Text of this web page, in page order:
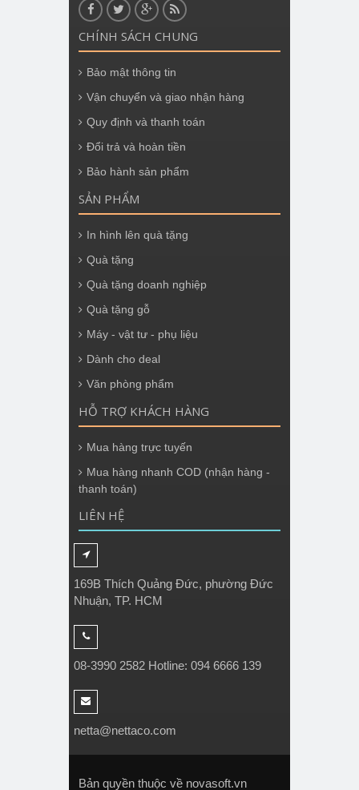
CHÍNH SÁCH CHUNG
Bảo mật thông tin
Vận chuyển và giao nhận hàng
Quy định và thanh toán
Đổi trả và hoàn tiền
Bảo hành sản phẩm
SẢN PHẨM
In hình lên quà tặng
Quà tặng
Quà tặng doanh nghiệp
Quà tặng gỗ
Máy - vật tư - phụ liệu
Dành cho deal
Văn phòng phẩm
HỖ TRỢ KHÁCH HÀNG
Mua hàng trực tuyến
Mua hàng nhanh COD (nhận hàng -
thanh toán)
LIÊN HỆ
169B Thích Quảng Đức, phường Đức
Nhuận, TP. HCM
08-3990 2582 Hotline: 094 6666 139
netta@nettaco.com
Bản quyền thuộc về novasoft.vn